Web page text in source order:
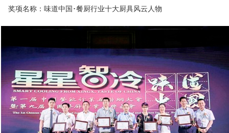
奖项名称： 味道中国･餐厨行业十大厨具风云人物